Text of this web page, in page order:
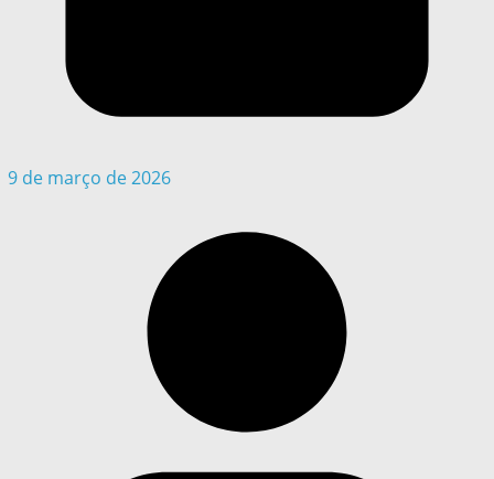
9 de março de 2026